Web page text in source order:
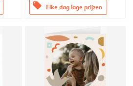
offers Elke dag lage prijzen